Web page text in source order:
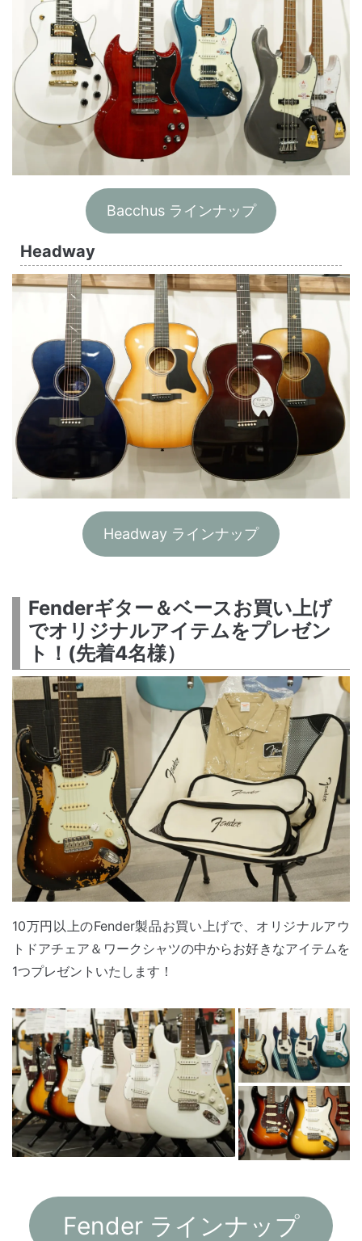
Bacchus ラインナップ
Headway
Headway ラインナップ
Fenderギター＆ベースお買い上げ
でオリジナルアイテムをプレゼン
ト！(先着4名様）
10万円以上のFender製品お買い上げで、オリジナルアウ
トドアチェア＆ワークシャツの中からお好きなアイテムを
1つプレゼントいたします！
Fender ラインナップ